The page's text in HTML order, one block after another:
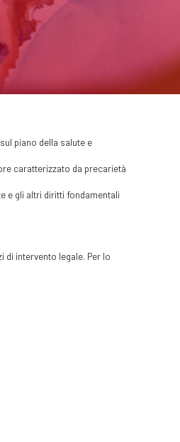
piano della salute e
caratterizzato da precarietà
e gli altri diritti fondamentali
di intervento legale. Per lo